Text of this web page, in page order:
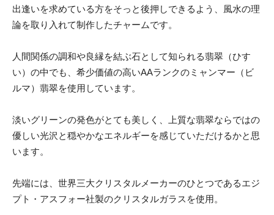
出逢いを求めている方をそっと後押しできるよう、風水の理
論を取り入れて制作したチャームです。
人間関係の調和や良縁を結ぶ石として知られる翡翠（ひす
い）の中でも、希少価値の高いAAランクのミャンマー（ビ
ルマ）翡翠を使用しています。
淡いグリーンの発色がとても美しく、上質な翡翠ならではの
優しい光沢と穏やかなエネルギーを感じていただけるかと思
います。
先端には、世界三大クリスタルメーカーのひとつであるエジ
プト・アスフォー社製のクリスタルガラスを使用。